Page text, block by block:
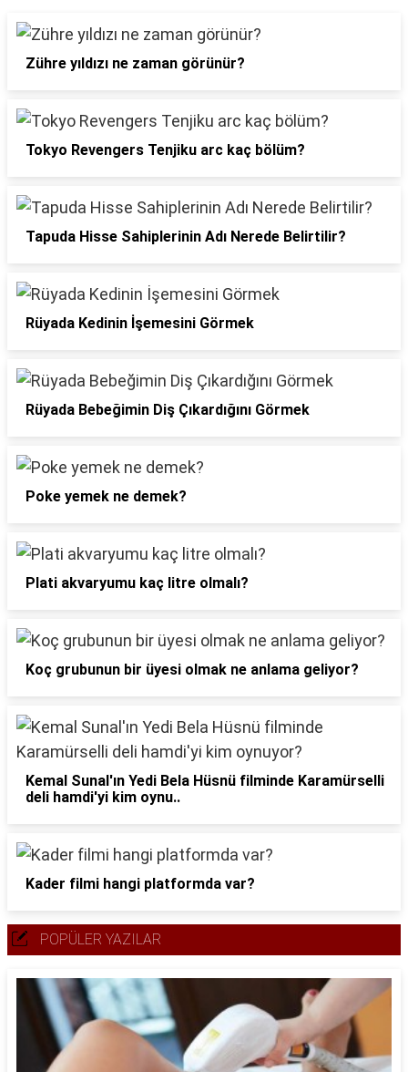
Zühre yıldızı ne zaman görünür?
Tokyo Revengers Tenjiku arc kaç bölüm?
Tapuda Hisse Sahiplerinin Adı Nerede Belirtilir?
Rüyada Kedinin İşemesini Görmek
Rüyada Bebeğimin Diş Çıkardığını Görmek
Poke yemek ne demek?
Plati akvaryumu kaç litre olmalı?
Koç grubunun bir üyesi olmak ne anlama geliyor?
Kemal Sunal'ın Yedi Bela Hüsnü filminde Karamürselli
deli hamdi'yi kim oynu..
Kader filmi hangi platformda var?
POPÜLER YAZILAR